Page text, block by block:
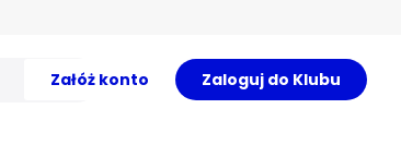
Załóż konto Zaloguj do Klubu